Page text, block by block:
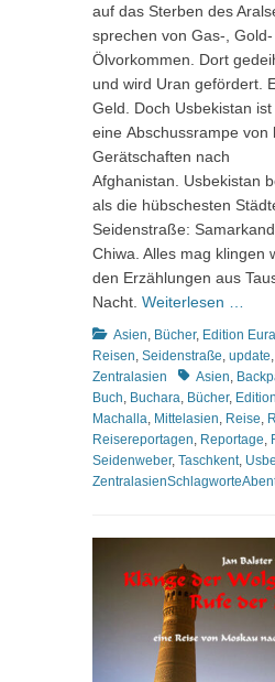
auf das Sterben des
sprechen von Gas-,
Ölvorkommen. Dort
und wird Uran gefördert.
Geld. Doch Usbekistan
eine Abschussrampe von
Gerätschaften nach
Afghanistan. Usbekistan
als die hübschesten
Seidenstraße:
Chiwa. Alles mag klingen
den Erzählungen aus
Nacht. Weiterlesen …
Kategorien
Asien, Bücher, Edition
Reisen, Seidenstraße, update,
Zentralasien
Schlagworte
Asien,
Buch, Buchara, Bücher,
Machalla, Mittelasien, Reise,
Reisereportagen, Reportage,
Seidenweber, Taschkent,